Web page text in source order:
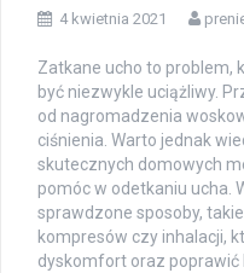
4 kwietnia 2021
Zatkane ucho to problem,
być niezwykle uciążliwy.
od nagromadzenia
ciśnienia. Warto jednak
skutecznych domowych
pomóc w odetkaniu ucha.
sprawdzone sposoby,
kompresów czy inhalacji,
dyskomfort oraz poprawić